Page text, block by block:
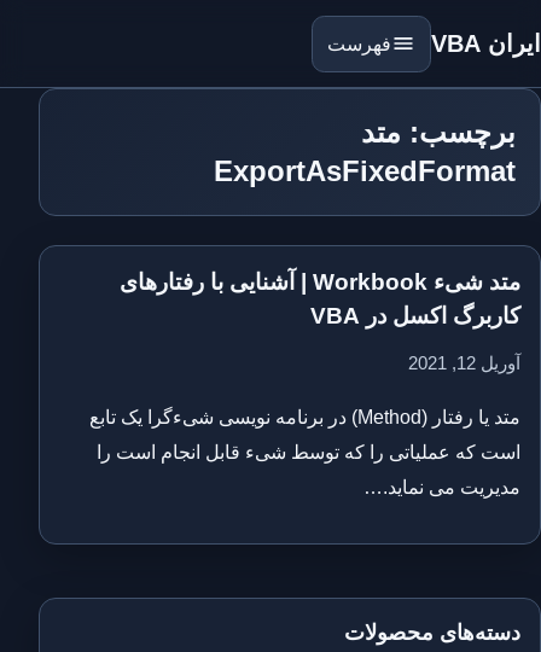
ایران VBA فهرست
برچسب: متد
ExportAsFixedFormat
متد شیء Workbook | آشنایی با رفتارهای
کاربرگ اکسل در VBA
آوریل 12, 2021
متد یا رفتار (Method) در برنامه نویسی شیءگرا یک تابع
است که عملیاتی را که توسط شیء قابل انجام است را
مدیریت می نماید.…
دسته‌های محصولات